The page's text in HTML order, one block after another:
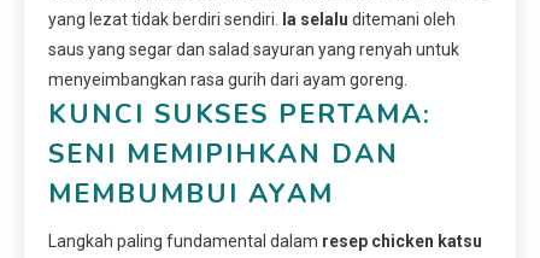
yang lezat tidak berdiri sendiri.
Ia selalu ditemani oleh
saus yang segar dan salad sayuran yang renyah untuk
menyeimbangkan rasa gurih dari ayam goreng.
KUNCI SUKSES PERTAMA:
SENI MEMIPIHKAN DAN
MEMBUMBUI AYAM
Langkah paling fundamental dalam resep chicken katsu